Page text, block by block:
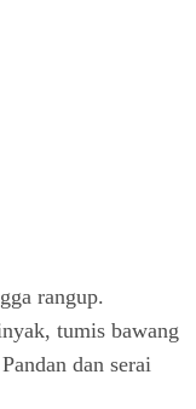
rangup.
tumis bawang
dan serai